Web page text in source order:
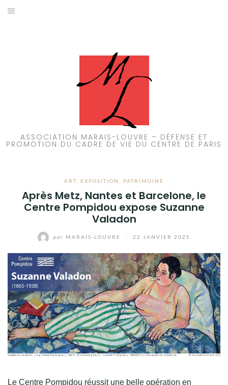
Aller
ASSOCIATION MARAIS-LOUVRE – DÉFENSE ET
PROMOTION DU CADRE DE VIE DU CENTRE DE PARIS
ART EXPOSITION PATRIMOINE
Après Metz, Nantes et Barcelone, le
Centre Pompidou expose Suzanne
Valadon
par MARAIS-LOUVRE 22 JANVIER 2025
Le Centre Pompidou réussit une belle opération en